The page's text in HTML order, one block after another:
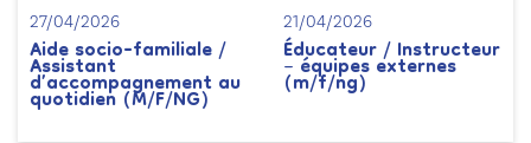
27/04/2026
Aide socio-familiale /
Assistant
d’accompagnement au
quotidien (M/F/NG)
21/04/2026
Éducateur / Instructeur
– équipes externes
(m/f/ng)